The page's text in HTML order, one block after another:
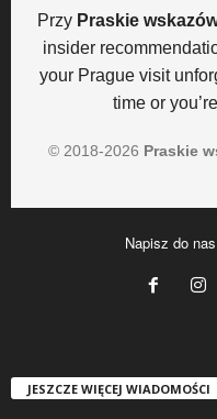
Przy Praskie
insider
your Prague visit
time or
© 2018-2026 Praskie
Napisz do
JESZCZE WIĘCEJ WIADOMOŚCI